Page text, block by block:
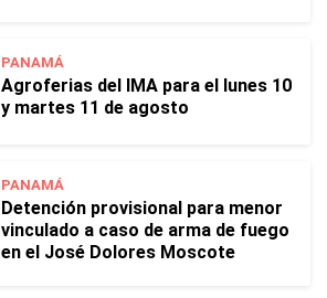
PANAMÁ
Agroferias del IMA para el lunes 10
y martes 11 de agosto
PANAMÁ
Detención provisional para menor
vinculado a caso de arma de fuego
en el José Dolores Moscote